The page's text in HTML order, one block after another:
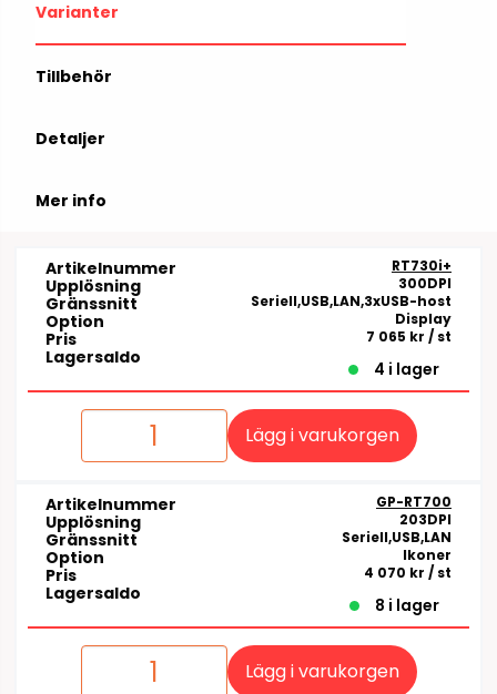
Varianter
Tillbehör
Detaljer
Mer info
Artikelnummer RT730i+
Upplösning 300DPI
Gränssnitt Seriell,USB,LAN,3xUSB-host
Option Display
Pris 7 065 kr / st
Lagersaldo
4 i lager
Lägg i varukorgen
Artikelnummer GP-RT700
Upplösning 203DPI
Gränssnitt Seriell,USB,LAN
Option Ikoner
Pris 4 070 kr / st
Lagersaldo
8 i lager
Lägg i varukorgen